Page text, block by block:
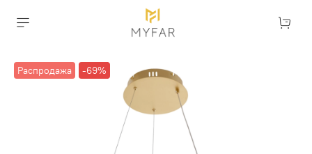
Распродажа -69%